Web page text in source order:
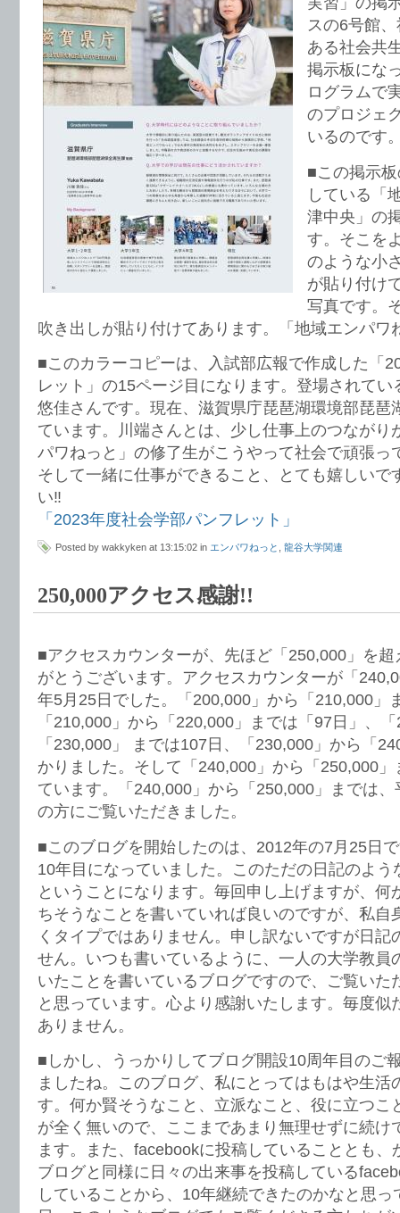
スの6号館
ある社会共
掲示板にな
ログラムで
のプロジェ
いるのです
■この掲示
している「
津中央」の
す。そこを
のような小
が貼り付け
写真です。
吹き出しが貼り付けてあります。「地域エンパワ
■このカラーコピーは、入試部広報で作成した「
レット」の15ページ目になります。登場されて
悠佳さんです。現在、滋賀県庁琵琶湖環境部琵琶
ています。川端さんとは、少し仕事上のつながり
パワねっと」の修了生がこうやって社会で頑張っ
そして一緒に仕事ができること、とても嬉しいで
い‼️
「2023年度社会学部パンフレット」
Posted by wakkyken at 13:15:02 in エンパワねっと 龍谷大学関連
250,000アクセス感謝!!
■アクセスカウンターが、先ほど「250,000」を
がとうございます。アクセスカウンターが「
年5月25日でした。「200,000」から「210,000」
「210,000」から「220,000」までは「97日」、
「230,000」 までは107日、「230,000」から「
かりました。そして「240,000」から「250,000
ています。「240,000」から「250,000」までは
の方にご覧いただきました。
■このブログを開始したのは、2012年の7月25日
10年目になっていました。このただの日記のよう
ということになります。毎回申し上げますが、何
ちそうなことを書いていれば良いのですが、私自
くタイプではありません。申し訳ないですが日記
せん。いつも書いているように、一人の大学教員
いたことを書いているブログですので、ご覧いた
と思っています。心より感謝いたします。毎度似
ありません。
■しかし、うっかりしてブログ開設10周年目のご
ましたね。このブログ、私にとってはもはや生活
す。何か賢そうなこと、立派なこと、役に立つこ
が全く無いので、ここまであまり無理せずに続け
ます。また、facebookに投稿していることとも、
ブログと同様に日々の出来事を投稿している
していることから、10年継続できたのかなと思